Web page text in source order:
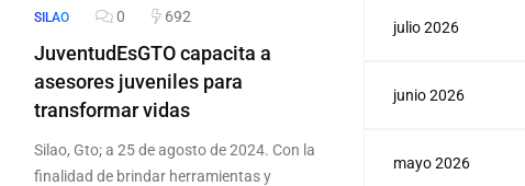
SILAO 0 692
JuventudEsGTO capacita a
asesores juveniles para
transformar vidas
Silao, Gto; a 25 de agosto de 2024. Con la
finalidad de brindar herramientas y
julio 2026
junio 2026
mayo 2026